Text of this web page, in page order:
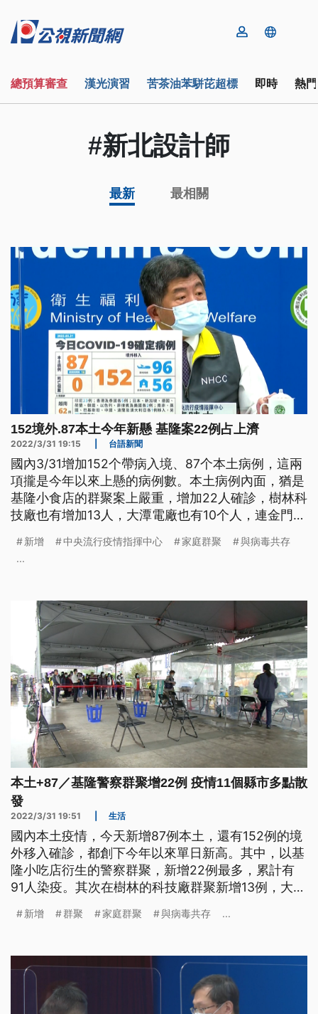
總預算審查 漢光演習 苦茶油苯駢芘超標 即時 熱
#新北設計師
最新 最相關
152境外.87本土今年新懸 基隆案22例占上濟
2022/3/31 19:15 台語新聞
國內3/31增加152个帶病入境、87个本土病例，這兩
項攏是今年以來上懸的病例數。本土病例內面，猶是
基隆小食店的群聚案上嚴重，增加22人確診，樹林科
技廠也有增加13人，大潭電廠也有10个人，連金門也
是佮病毒共存咧?指揮官陳時中表示，這病毒湠真
緊，未來有可能會佮病毒共存，毋過猶是袂使放棄，
新增 中央流行疫情指揮中心 家庭群聚
與病毒共存
...
本土+87／基隆警察群聚增22例 疫情11個縣市多點散
發
2022/3/31 19:51 生活
國內本土疫情，今天新增87例本土，還有152例的境
外移入確診，都創下今年以來單日新高。其中，以基
隆小吃店衍生的警察群聚，新增22例最多，累計有
91人染疫。其次在樹林的科技廠群聚新增13例，大潭
疫情，在全台11個縣市多點散發，讓外界質疑，防疫
這樣的討論，指揮官陳時中強調，病毒傳播很快，未
來有可能走向與病毒共存，但現階段不會放棄清零。
新增 群聚 家庭群聚 與病毒共存 ...